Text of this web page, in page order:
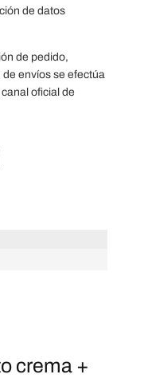
de datos
de pedido,
envíos se efectúa
oficial de
crema +